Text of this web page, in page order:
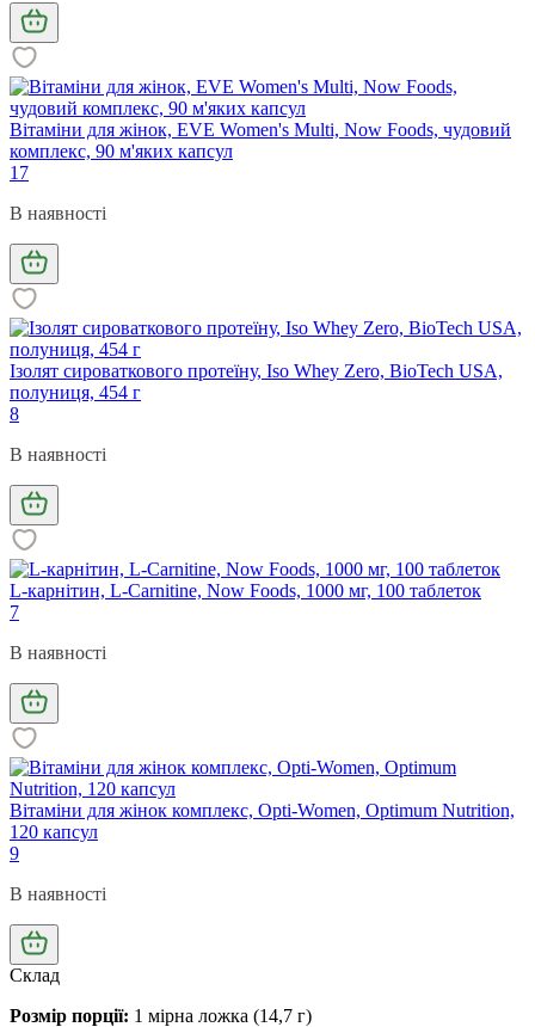
Вітаміни для жінок, EVE Women's Multi, Now Foods, чудовий
комплекс, 90 м'яких капсул
17
В наявності
Ізолят сироваткового протеїну, Iso Whey Zero, BioTech USA,
полуниця, 454 г
8
В наявності
L-карнітин, L-Carnitine, Now Foods, 1000 мг, 100 таблеток
7
В наявності
Вітаміни для жінок комплекс, Opti-Women, Optimum Nutrition,
120 капсул
9
В наявності
Склад
Розмір порції: 1 мірна ложка (14,7 г)